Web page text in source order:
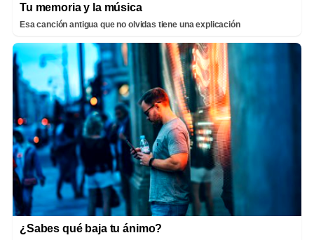
Tu memoria y la música
Esa canción antigua que no olvidas tiene una explicación
¿Sabes qué baja tu ánimo?